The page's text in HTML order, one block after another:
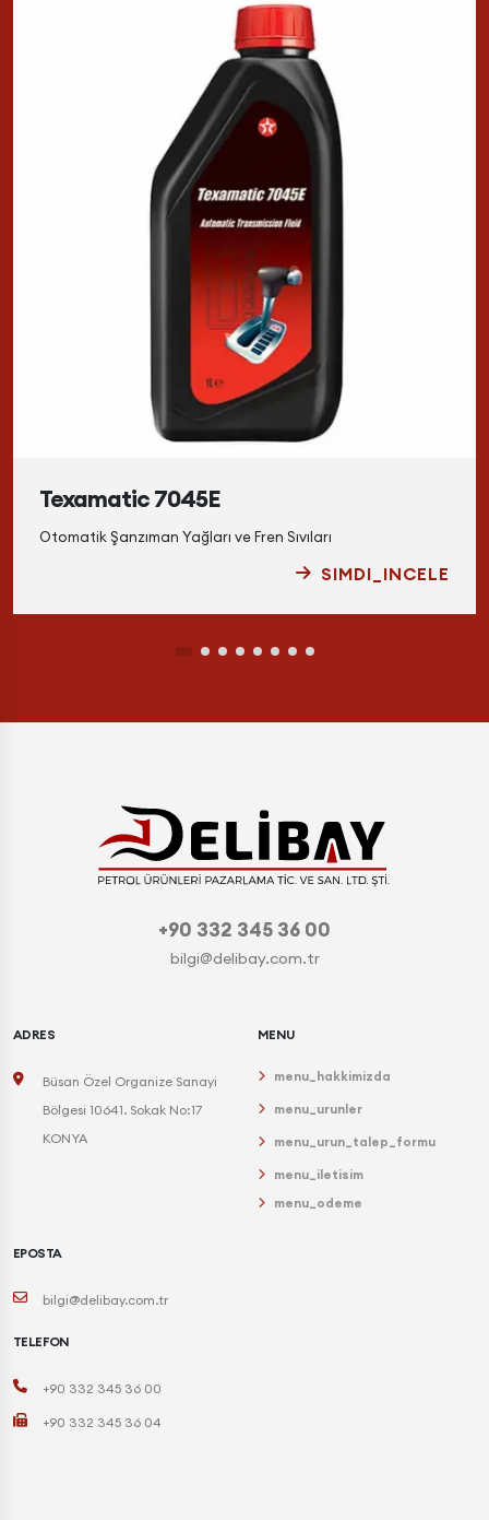
Texamatic 7045E
Otomatik Şanzıman Yağları ve Fren Sıvıları
SIMDI_INCELE
+90 332 345 36 00
bilgi@delibay.com.tr
ADRES
Büsan Özel Organize Sanayi
Bölgesi 10641. Sokak No:17
KONYA
MENU
menu_hakkimizda
menu_urunler
menu_urun_talep_formu
menu_iletisim
menu_odeme
EPOSTA
bilgi@delibay.com.tr
TELEFON
+90 332 345 36 00
+90 332 345 36 04